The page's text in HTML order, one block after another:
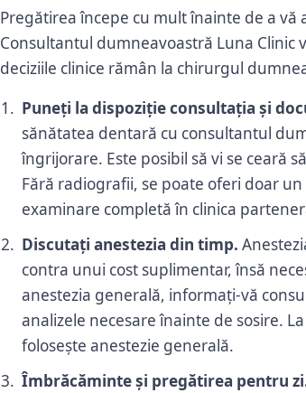
Pregătirea începe cu mult înainte de a vă
Consultantul dumneavoastră Luna Clinic
deciziile clinice rămân la chirurgul
Puneți la dispoziție consultația și
sănătatea dentară cu consultantul
îngrijorare. Este posibil să vi se ceară
Fără radiografii, se poate oferi doar
examinare completă în clinica
Discutați anestezia din timp.
contra unui cost suplimentar, însă
anestezia generală, informați-vă
analizele necesare înainte de sosire.
folosește anestezie generală.
Îmbrăcăminte și pregătirea pentru